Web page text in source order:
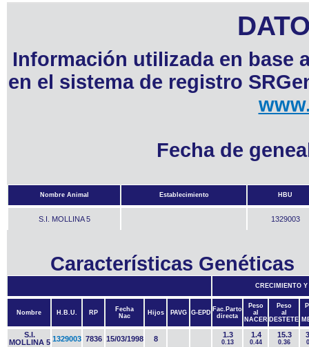
Información utilizada en base
en el sistema de registro
Fecha de
Nombre Animal Establecimiento HBU
S.I. MOLLINA 5 1329003
Características Genéticas
CRECIMIENTO
Nombre H.B.U. RP
Fecha
Nac
Hijos PAVG G-EPD Fac.Parto
directa
Peso
al
NACER
Peso
al
DESTETE
S.I.
MOLLINA 5 1329003 7836 15/03/1998 8 1.3
0.13
1.4
0.44
15.3
0.36